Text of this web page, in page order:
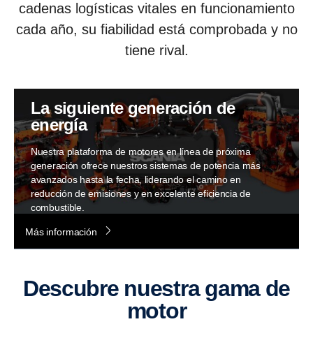
cadenas logísticas vitales en funcionamiento
cada año, su fiabilidad está comprobada y no
tiene rival.
La siguiente generación de
energía
Nuestra plataforma de motores en línea de próxima
generación ofrece nuestros sistemas de potencia más
avanzados hasta la fecha, liderando el camino en
reducción de emisiones y en excelente eficiencia de
combustible.
combustible, nuestros motores en línea avanzados
también son compatibles con combustibles renovables,
Más información
Descubre nuestra gama de
motor